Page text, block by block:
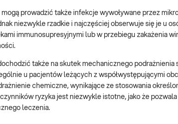
prowadzić także infekcje wywoływane przez
niezwykle rzadkie i najczęściej obserwuje się je u
immunosupresyjnymi lub w przebiegu zakażenia
także na skutek mechanicznego podrażnienia
u pacjentów leżących z współwystępującymi
chemiczne, wynikające ze stosowania
ryzyka jest niezwykle istotne, jako że pozwala
leczenia.